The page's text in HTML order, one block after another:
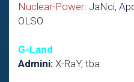
Nuclear-Power: JaNci,
OLSO
G-Land
Admini: X-RaY, tba